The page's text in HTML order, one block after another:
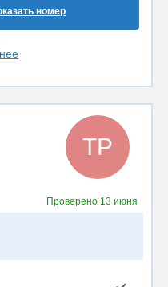
номер
ТР
Проверено 13 июня